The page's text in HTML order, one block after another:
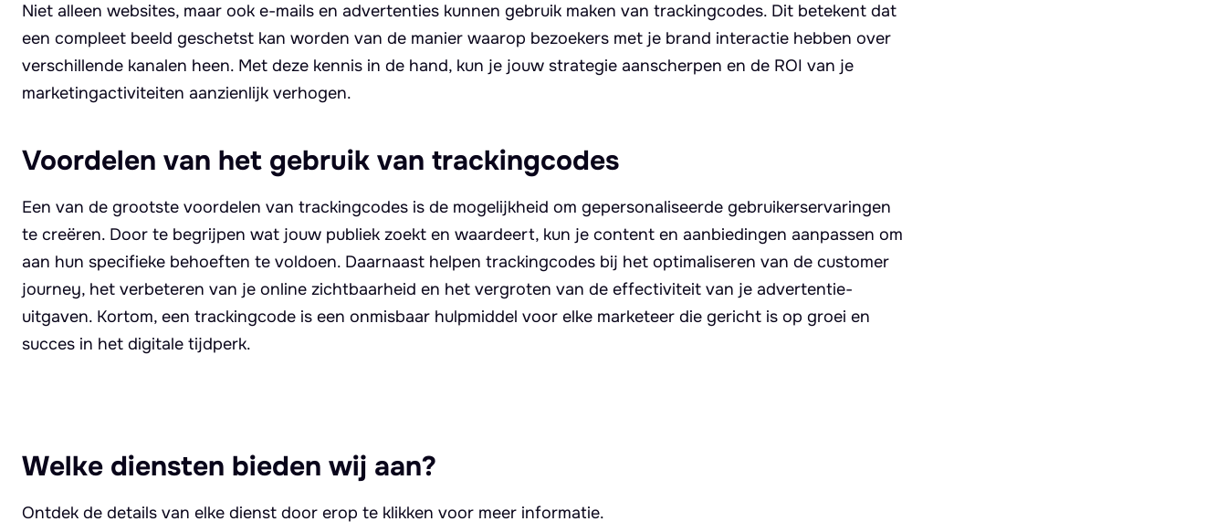
Niet alleen websites, maar ook e-mails en advertenties kunnen gebruik maken van trackingcodes. Dit betekent dat
een compleet beeld geschetst kan worden van de manier waarop bezoekers met je brand interactie hebben over
verschillende kanalen heen. Met deze kennis in de hand, kun je jouw strategie aanscherpen en de ROI van je
marketingactiviteiten aanzienlijk verhogen.
Voordelen van het gebruik van trackingcodes
Een van de grootste voordelen van trackingcodes is de mogelijkheid om gepersonaliseerde gebruikerservaringen
te creëren. Door te begrijpen wat jouw publiek zoekt en waardeert, kun je content en aanbiedingen aanpassen om
aan hun specifieke behoeften te voldoen. Daarnaast helpen trackingcodes bij het optimaliseren van de customer
journey, het verbeteren van je online zichtbaarheid en het vergroten van de effectiviteit van je advertentie-
uitgaven. Kortom, een trackingcode is een onmisbaar hulpmiddel voor elke marketeer die gericht is op groei en
succes in het digitale tijdperk.
Welke diensten bieden wij aan?
Ontdek de details van elke dienst door erop te klikken voor meer informatie.